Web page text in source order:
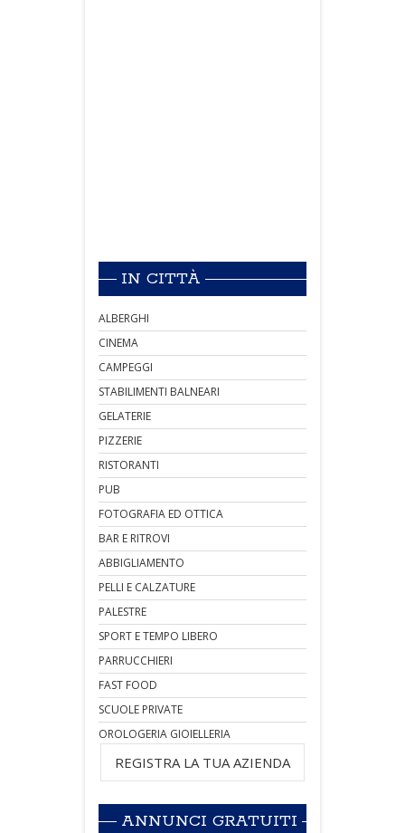
IN CITTÀ
ALBERGHI
CINEMA
CAMPEGGI
STABILIMENTI BALNEARI
GELATERIE
PIZZERIE
RISTORANTI
PUB
FOTOGRAFIA ED OTTICA
BAR E RITROVI
ABBIGLIAMENTO
PELLI E CALZATURE
PALESTRE
SPORT E TEMPO LIBERO
PARRUCCHIERI
FAST FOOD
SCUOLE PRIVATE
OROLOGERIA GIOIELLERIA
REGISTRA LA TUA AZIENDA
ANNUNCI GRATUITI